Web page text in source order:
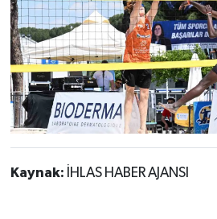
Kaynak: İHLAS HABER AJANSI